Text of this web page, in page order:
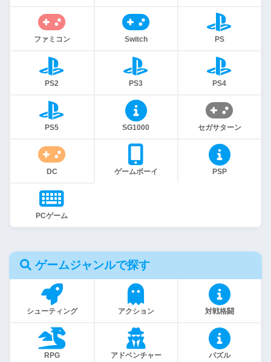
ファミコン Switch PS
PS2 PS3 PS4
PS5 SG1000 セガサターン
DC ゲームボーイ PSP
PCゲーム
ゲームジャンルで探す
シューティング アクション 対戦格闘
RPG アドベンチャー パズル